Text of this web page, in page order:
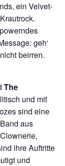
ein Velvet-
geh‘
beirren.
The
und mit
sind eine
aus
ihre Auftritte
und